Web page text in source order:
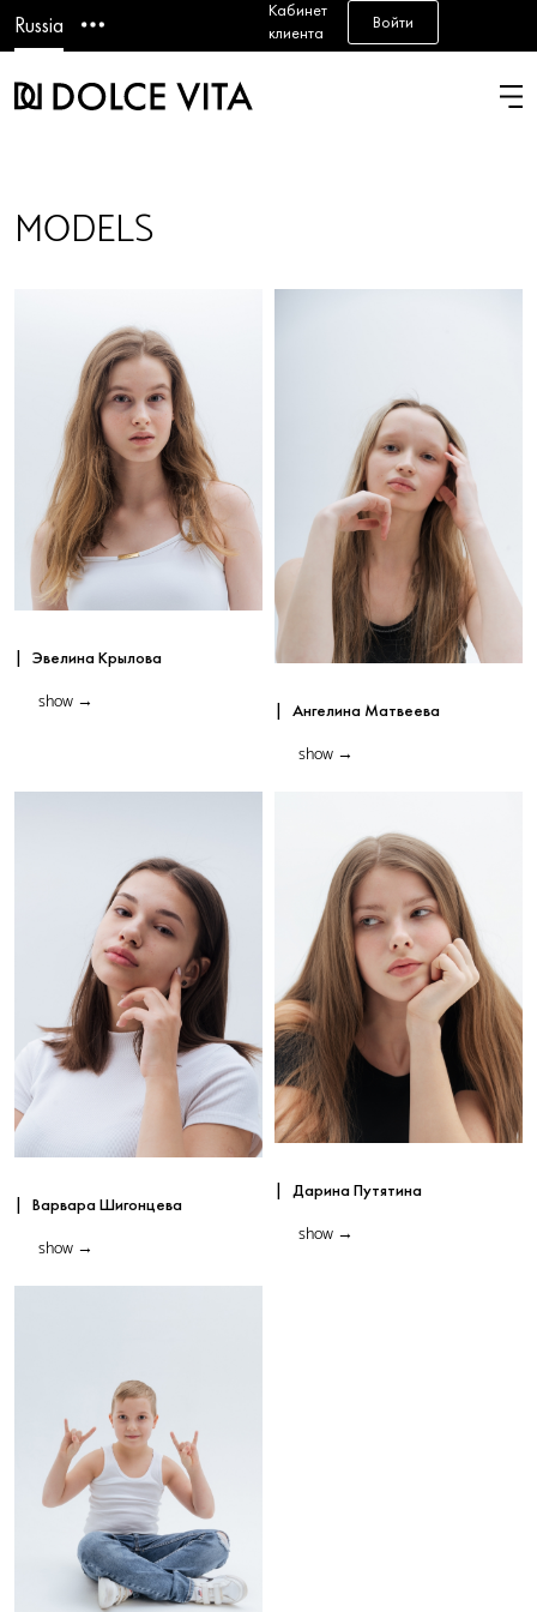
Russia
Кабинет
клиента
Войти
MODELS
| Эвелина Крылова
show → | Ангелина Матвеева
show →
Варвара Шигонцева
show →
Дарина Путятина
show →